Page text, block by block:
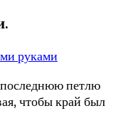
петлю
чтобы край был